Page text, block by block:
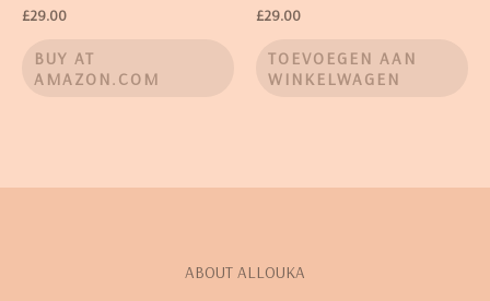
Waardering
4.00
£29.00
BUY AT
AMAZON.COM
Waardering
4.00
£29.00
TOEVOEGEN AAN
WINKELWAGEN
ABOUT ALLOUKA